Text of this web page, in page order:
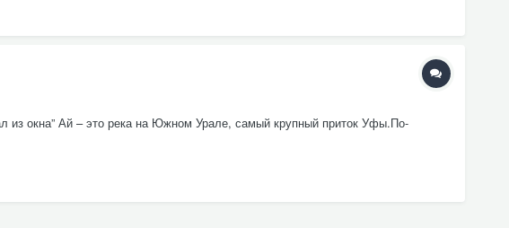
из окна” Ай – это река на Южном Урале, самый крупный приток Уфы.По-